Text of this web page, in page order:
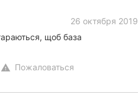
26 октября 2019
щоб база
warning Пожаловаться